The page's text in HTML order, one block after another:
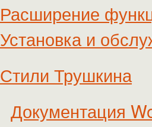
Расширение
Установка и
Стили Трушкина
Документация